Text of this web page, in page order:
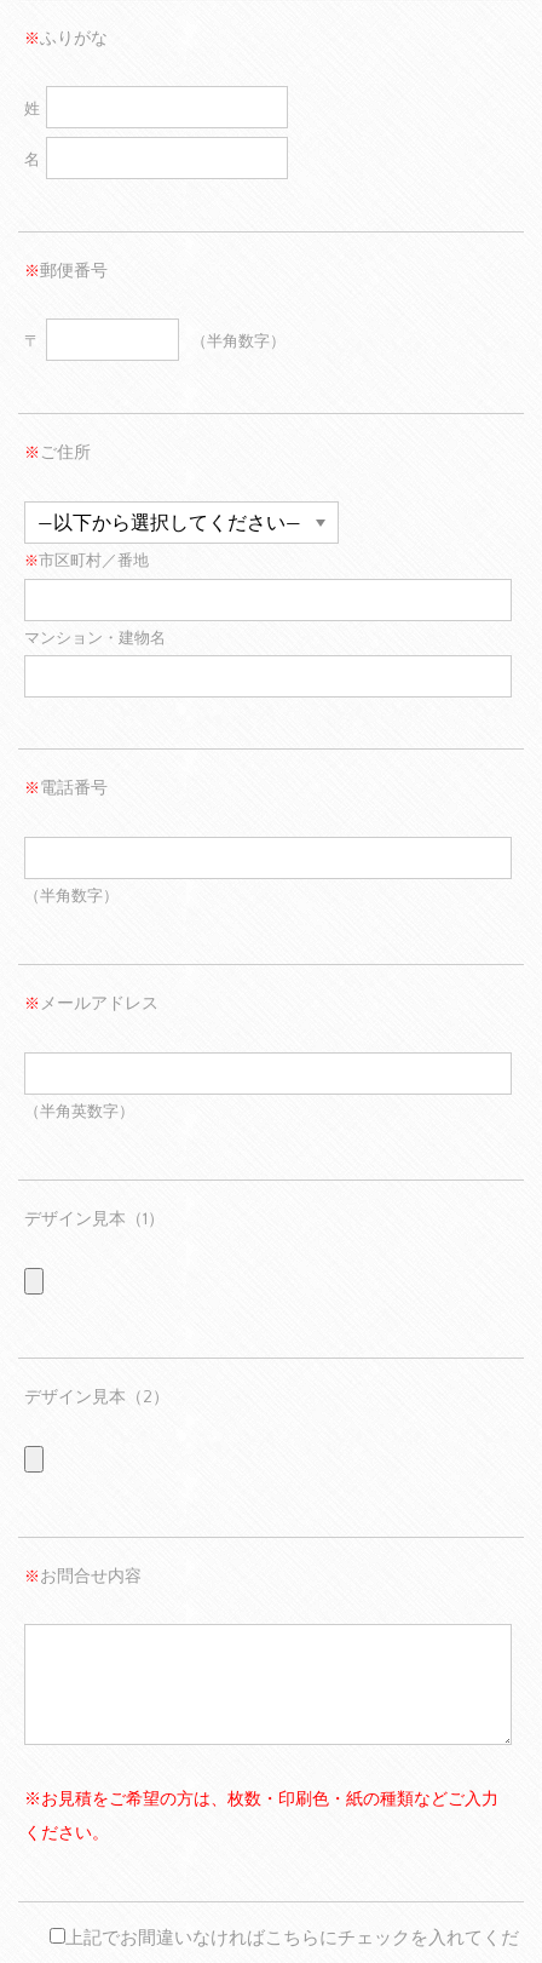
※ふりがな
姓
名
※郵便番号
〒 （半角数字）
※ ご住所
※市区町村／番地
マンション・建物名
※ 電話番号
（半角数字）
※ メールアドレス
（半角英数字）
デザイン見本（1）
デザイン見本（2）
※ お問合せ内容
※お見積をご希望の方は、枚数・印刷色・紙の種類などご入力
ください。
上記でお間違いなければこちらにチェックを入れてくだ